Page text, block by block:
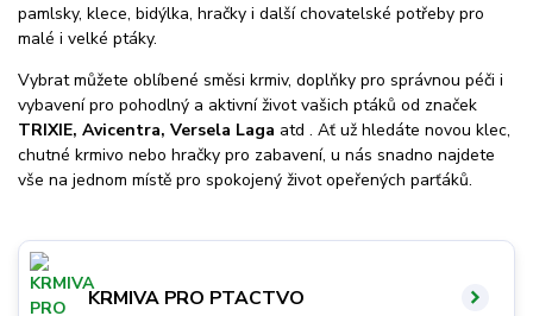
pamlsky, klece, bidýlka, hračky i další chovatelské potřeby pro
malé i velké ptáky.
Vybrat můžete oblíbené směsi krmiv, doplňky pro správnou péči i
vybavení pro pohodlný a aktivní život vašich ptáků od značek
TRIXIE, Avicentra, Versela Laga atd . Ať už hledáte novou klec,
chutné krmivo nebo hračky pro zabavení, u nás snadno najdete
vše na jednom místě pro spokojený život opeřených parťáků.
KRMIVA PRO PTACTVO